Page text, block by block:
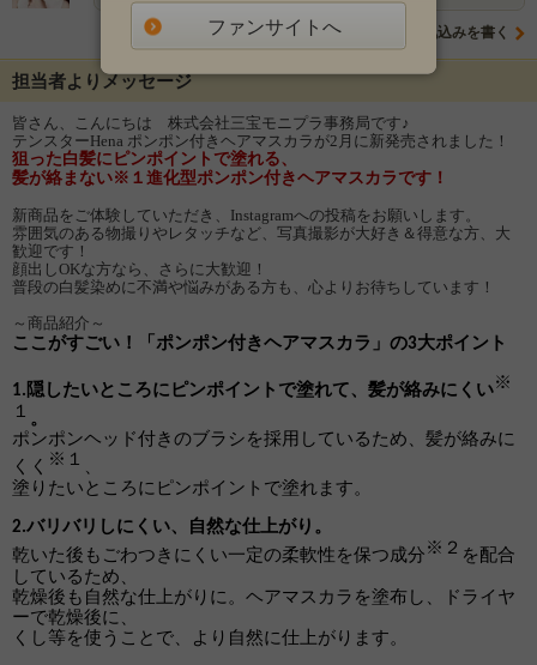
意気込みを書く
担当者よりメッセージ
皆さん、こんにちは 株式会社三宝モニプラ事務局です♪
テンスターHena ポンポン付きヘアマスカラが2月に新発売されました！
狙った白髪にピンポイントで塗れる、
髪が絡まない※１進化型ポンポン付きヘアマスカラです！
新商品をご体験していただき、Instagramへの投稿をお願いします。
雰囲気のある物撮りやレタッチなど、写真撮影が大好き＆得意な方、大
歓迎です！
顔出しOKな方なら、さらに大歓迎！
普段の白髪染めに不満や悩みがある方も、心よりお待ちしています！
～商品紹介～
ここがすごい！「ポンポン付きヘアマスカラ」の3大ポイント
1. 隠したいところにピンポイントで塗れて、髪が絡みにくい※
１ 。
ポンポンヘッド付きのブラシを採用しているため、髪が絡みに
くく ※ １
塗りたいところにピンポイントで塗れます。
2.バリバリしにくい、自然な仕上がり。
乾いた後もごわつきにくい一定の柔軟性を保つ成分 ※ ２ を配合
しているため、
乾燥後も自然な仕上がりに。ヘアマスカラを塗布し、ドライヤ
ーで乾燥後に、
くし等を使うことで、より自然に仕上がります。
ファンサイトへ